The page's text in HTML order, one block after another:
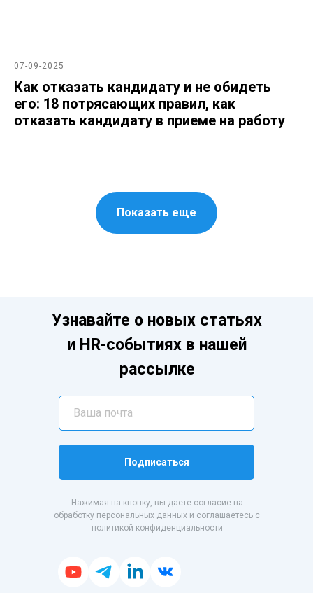
07-09-2025
Как отказать кандидату и не обидеть
его: 18 потрясающих правил, как
отказать кандидату в приеме на работу
Показать еще
Подписаться
Нажимая на кнопку, вы даете согласие на
обработку персональных данных и соглашаетесь с
политикой конфиденциальности
Узнавайте о новых статьях
и HR-событиях в нашей
рассылке